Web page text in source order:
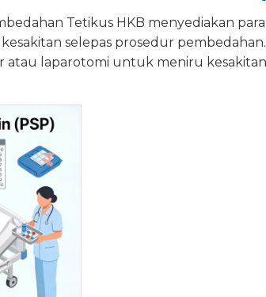
Tetikus HKB menyediakan
selepas prosedur
atau laparotomi untuk meniru